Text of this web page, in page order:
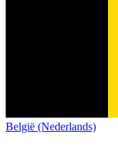
België (Nederlands)